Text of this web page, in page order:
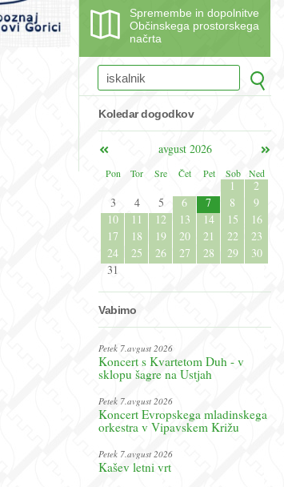
Spremembe in dopolnitve
Občinskega prostorskega
načrta
Koledar dogodkov
avgust 2026
Pon
Tor Sre Čet Pet Sob Ned
1
2
3
4 5 6 7 8
9
10
11 12 13 14 15
16
17
18 19 20 21 22
23
24
25 26 27 28 29
30
31
Vabimo
Petek 7.avgust 2026
Koncert s Kvartetom Duh - v
sklopu šagre na Ustjah
Petek 7.avgust 2026
Koncert Evropskega mladinskega
orkestra v Vipavskem Križu
Petek 7.avgust 2026
Kašev letni vrt